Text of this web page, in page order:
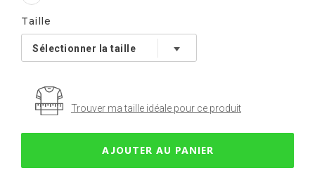
Taille
Trouver ma taille idéale pour ce produit
AJOUTER AU PANIER